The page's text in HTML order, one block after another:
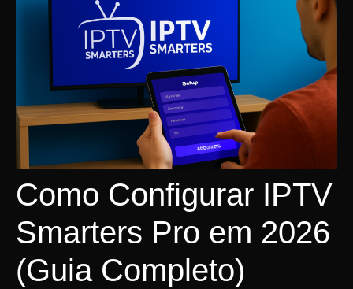
Como Configurar IPTV
Smarters Pro em 2026
(Guia Completo)